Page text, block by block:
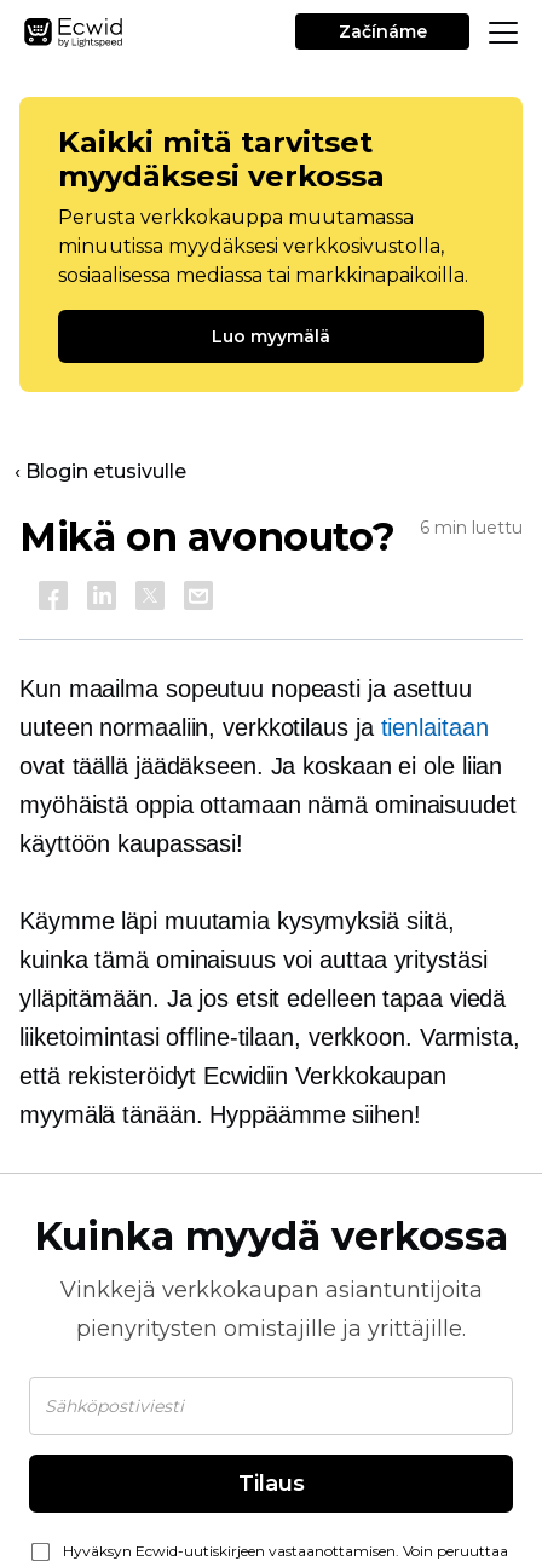
Začínáme
Kaikki mitä tarvitset
myydäksesi verkossa
Perusta verkkokauppa muutamassa
minuutissa myydäksesi verkkosivustolla,
sosiaalisessa mediassa tai markkinapaikoilla.
Luo myymälä
‹ Blogin etusivulle
Mikä on avonouto? 6 min luettu
Kun maailma sopeutuu nopeasti ja asettuu
uuteen normaaliin, verkkotilaus ja tienlaitaan
ovat täällä jäädäkseen. Ja koskaan ei ole liian
myöhäistä oppia ottamaan nämä ominaisuudet
käyttöön kaupassasi!
Käymme läpi muutamia kysymyksiä siitä,
kuinka tämä ominaisuus voi auttaa yritystäsi
ylläpitämään. Ja jos etsit edelleen tapaa viedä
liiketoimintasi offline-tilaan, verkkoon. Varmista,
että rekisteröidyt EcwidiinVerkkokaupan
myymälä tänään. Hyppäämme siihen!
Kuinka myydä verkossa
Vinkkejä verkkokaupan asiantuntijoita
pienyritysten omistajille ja yrittäjille.
Tilaus
Hyväksyn Ecwid-uutiskirjeen vastaanottamisen. Voin peruuttaa